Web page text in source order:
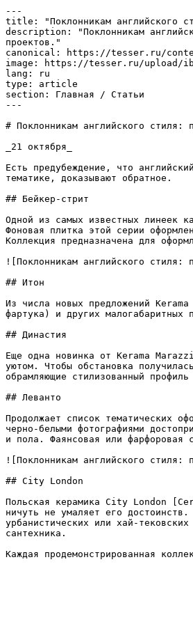
---
title: "Поклонникам английского
description: "Поклонникам
проектов."
canonical: https://tesser.ru/
image: https://tesser.ru/upload/
lang: ru
type: article
section: Главная / Статьи
---
# Поклонникам английского стиля:
_21 октября_
Есть предубеждение, что
тематике, доказывают обратное.
## Бейкер-стрит
Одной из самых известных
Фоновая плитка этой серии
Коллекция предназначена для
![Поклонникам английского
## Итон
Из числа новых предложений
фартука) и других малогабаритных
## Династия
Еще одна новинка от Kerama
уютом. Чтобы обстановка
обрамляющие стилизованный
## Леванто
Продолжает список
черно-белыми фотографиями
и пола. Фаянсовая или фарфоровая
![Поклонникам английского
## City London
Польская керамика City London
ничуть не умаляет его
урбанистических или хай-
сантехника.
Каждая продемонстрированная